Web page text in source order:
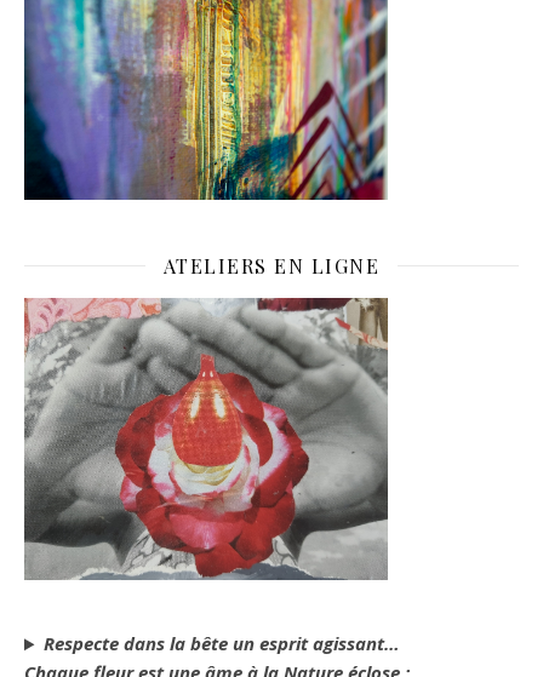
ATELIERS EN LIGNE
Respecte dans la bête un esprit agissant…